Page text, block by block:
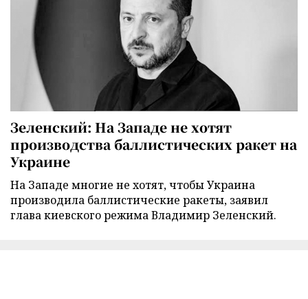
Зеленский: На Западе не хотят
производства баллистических ракет на
Украине
На Западе многие не хотят, чтобы Украина
производила баллистические ракеты, заявил
глава киевского режима Владимир Зеленский.